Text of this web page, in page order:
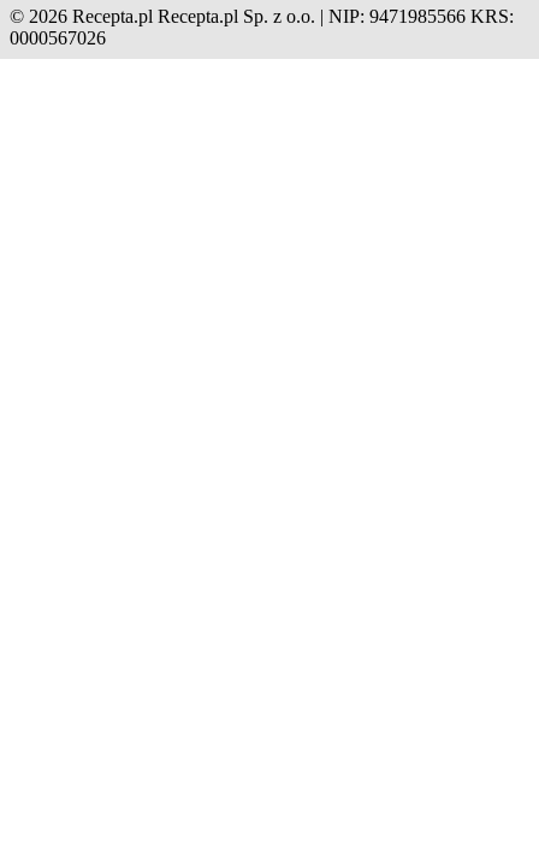
© 2026 Recepta.pl Recepta.pl Sp. z o.o. | NIP: 9471985566 KRS:
0000567026